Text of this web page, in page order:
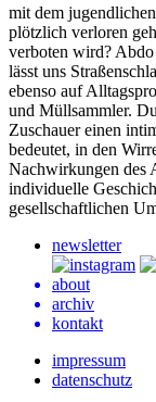
mit dem
plötzlich verloren
verboten wird?
lässt uns
ebenso auf
und Müllsammler.
Zuschauer einen
bedeutet, in den
Nachwirkungen des
individuelle
gesellschaftlichen
newsletter
about
archiv
kontakt
impressum
datenschutz